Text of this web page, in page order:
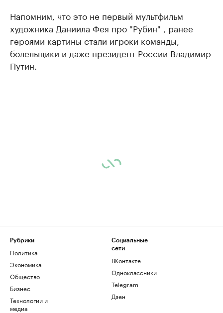
Напомним, что это не первый мультфильм
художника Даниила Фея про "Рубин" , ранее
героями картины стали игроки команды,
болельщики и даже президент России Владимир
Путин.
Рубрики
Политика
Экономика
Общество
Бизнес
Технологии и
медиа
Социальные
сети
ВКонтакте
Одноклассники
Telegram
Дзен